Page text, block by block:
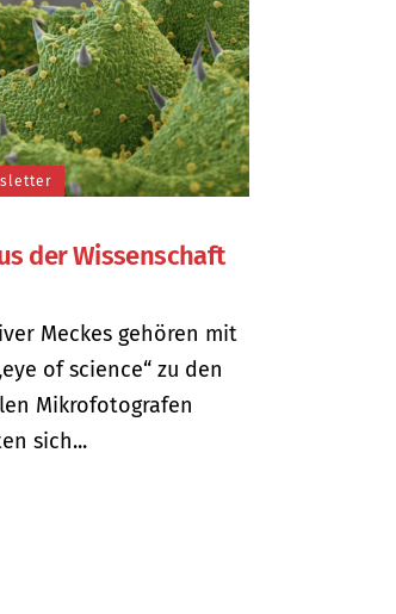
der Wissenschaft
Meckes gehören mit
of science“ zu den
Mikrofotografen
sich...